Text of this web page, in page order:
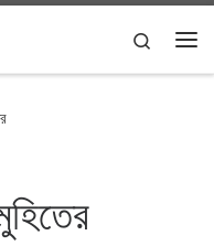
Search